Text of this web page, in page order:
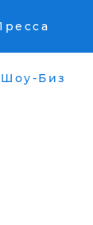
Шоу-Биз